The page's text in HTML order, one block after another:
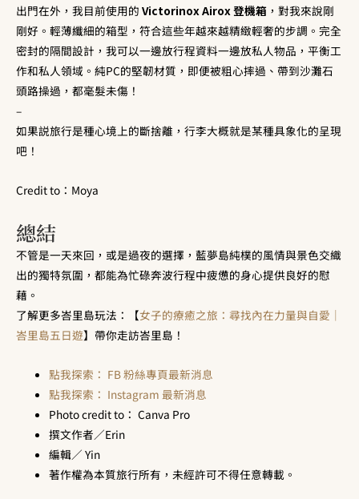
出門在外，我目前使用的 Victorinox Airox 登機箱 ，對我來說剛
剛好。輕薄纖細的箱型，符合這些年越來越精緻輕奢的步調。完全
密封的隔間設計，我可以一邊放行程資料一邊放私人物品，平衡工
作和私人領域。純PC的堅韌材質，即便被粗心摔過、帶到沙灘石
頭路操過，都毫髮未傷！
–
如果説旅行是種心境上的斷捨離，行李大概就是某種具象化的呈現
吧！
Credit to：Moya
總結
不管是一天來回，或是過夜的選擇，藍夢島純樸的風情與景色交織
出的獨特氛圍，都能為忙碌奔波行程中疲憊的身心提供良好的慰
藉。
了解更多峇里島玩法：【女子的療癒之旅：尋找內在力量與自愛｜
峇里島五日遊】帶你走訪峇里島！
點我探索： FB 粉絲專頁最新消息
點我探索： Instagram 最新消息
Photo credit to： Canva Pro
撰文作者／Erin
編輯／ Yin
著作權為本質旅行所有，未經許可不得任意轉載。